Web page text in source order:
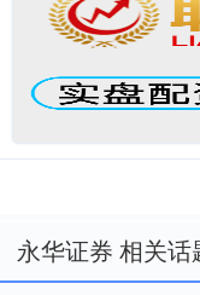
永华证券 相关话